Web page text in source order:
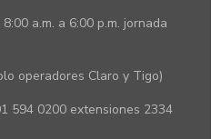
a.m. a 6:00 p.m. jornada
operadores Claro y Tigo)
594 0200 extensiones 2334